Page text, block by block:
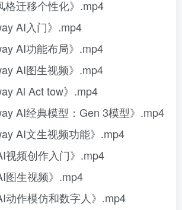
格迁移个性化》.mp4
AI入门》.mp4
AI功能布局》.mp4
AI图生视频》.mp4
Al Act tow》.mp4
AI经典模型：Gen 3模型》.mp4
AI文生视频功能》.mp4
视频创作入门》.mp4
图生视频》.mp4
动作模仿和数字人》.mp4